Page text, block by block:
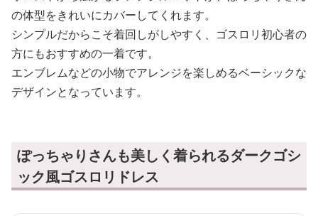
の体型をきれいにカバーしてくれます。
シンプルだからこそ着回しがしやすく、ゴスロリ初心者の
方にもおすすめの一着です。
エンブレムなどの小物でアレンジを楽しめるベーシックな
デザインとなっています。
ぽっちゃりさんも美しく着られるダークゴシ
ック風ゴスロリドレス